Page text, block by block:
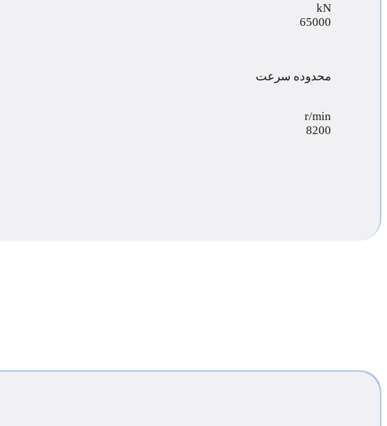
kN
65000
محدوده سرعت
r/min
8200